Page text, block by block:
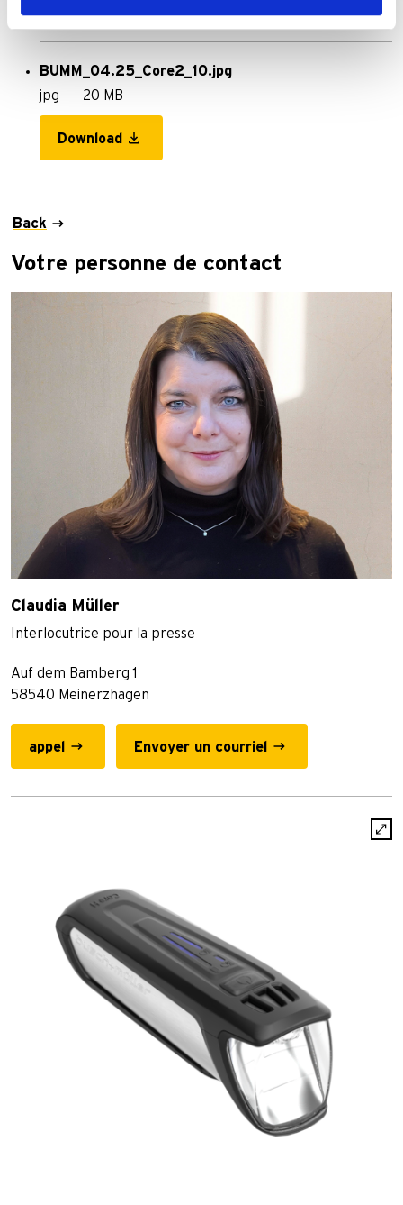
BUMM_04.25_Core2_10.jpg
jpg
20 MB
Download
Back
Votre personne de contact
Claudia Müller
Interlocutrice pour la presse
Auf dem Bamberg 1
58540 Meinerzhagen
appel Envoyer un courriel